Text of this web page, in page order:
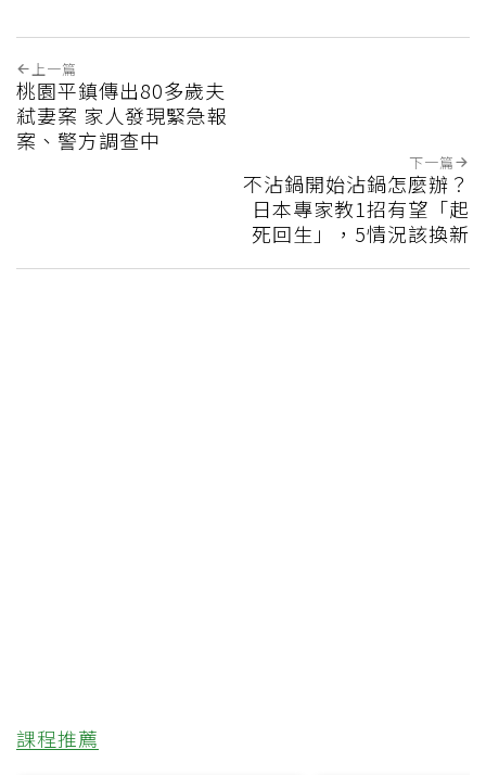
上一篇
桃園平鎮傳出80多歲夫
弒妻案 家人發現緊急報
案、警方調查中
下一篇
不沾鍋開始沾鍋怎麼辦？
日本專家教1招有望「起
死回生」，5情況該換新
課程推薦